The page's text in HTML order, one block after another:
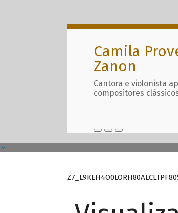
Camila
Zanon
Cantora e violonista
compositores